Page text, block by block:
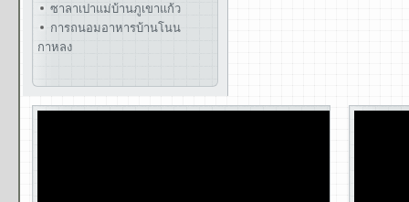
ซาลาเปาแม่บ้านภูเขาแก้ว
การถนอมอาหารบ้านโนน
กาหลง